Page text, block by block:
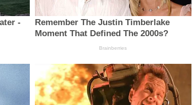
-
Remember The Justin Timberlake
Moment That Defined The 2000s?
Brainberries